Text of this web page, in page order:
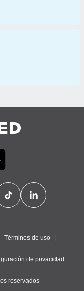
Términos de uso
de privacidad
reservados